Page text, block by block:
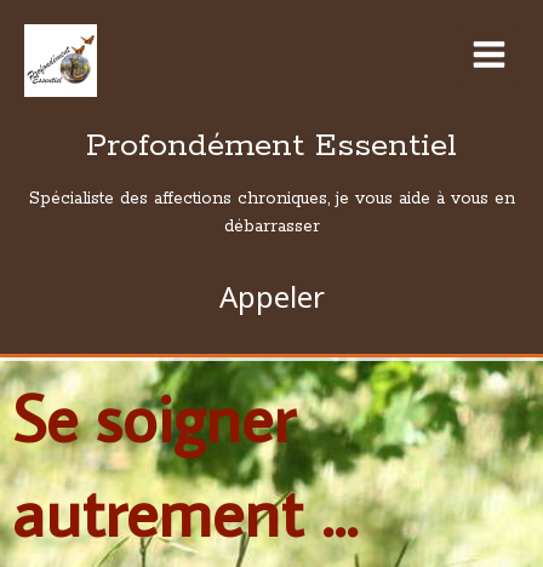
Profondément Essentiel
Spécialiste des affections chroniques, je vous aide à vous en
débarrasser
Appeler
Se soigner
autrement ...